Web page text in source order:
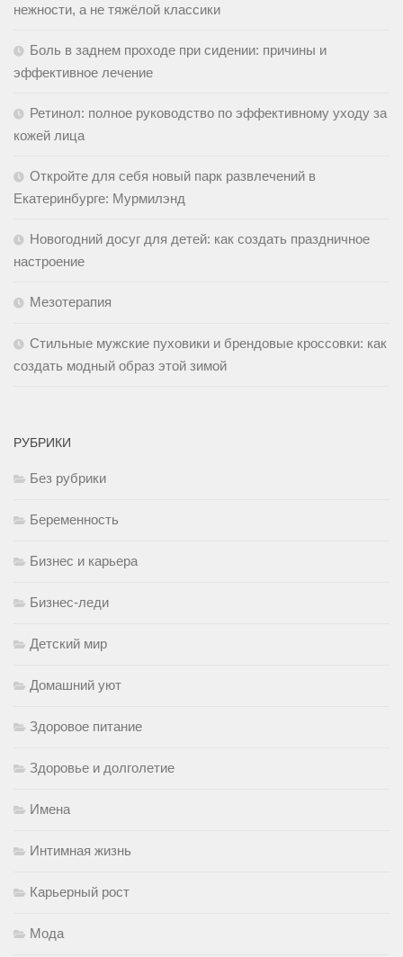
нежности, а не тяжёлой классики
Боль в заднем проходе при сидении: причины и
эффективное лечение
Ретинол: полное руководство по эффективному уходу за
кожей лица
Откройте для себя новый парк развлечений в
Екатеринбурге: Мурмилэнд
Новогодний досуг для детей: как создать праздничное
настроение
Мезотерапия
Стильные мужские пуховики и брендовые кроссовки: как
создать модный образ этой зимой
РУБРИКИ
Без рубрики
Беременность
Бизнес и карьера
Бизнес-леди
Детский мир
Домашний уют
Здоровое питание
Здоровье и долголетие
Имена
Интимная жизнь
Карьерный рост
Мода